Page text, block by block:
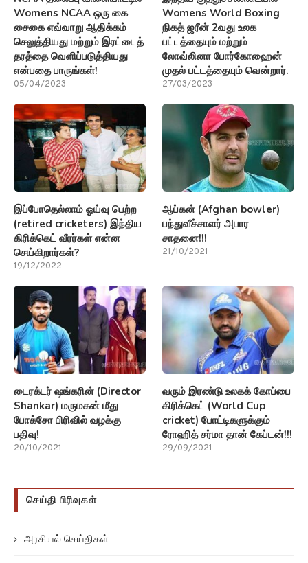
Womens NCAA ஒரு கை
சைகை எவ்வாறு ஆதிக்கம்
செலுத்தியது மற்றும் இரட்டைத்
தரத்தை வெளிப்படுத்தியது
என்பதை பாருங்கள்!
05/04/2023
Womens World Boxing
நிகத் ஜரீன் 2வது உலக
பட்டத்தையும் மற்றும்
லோவ்லினா போர்கோஹைன்
முதல் பட்டத்தையும் வென்றார்.
27/03/2023
இப்போதெல்லாம் ஓய்வு பெற்ற
(retired cricketers) இந்திய
கிரிக்கெட் வீரர்கள் என்ன
செய்கிறார்கள்?
19/12/2022
ஆப்கன் (Afghan bowler)
பந்துவீச்சாளர் அபார
சாதனை!!!
21/10/2021
டைரக்டர் ஷங்கரின் (Director
Shankar) மருமகன் மீது
போக்சோ பிரிவில் வழக்கு
பதிவு!
20/10/2021
வரும் இரண்டு உலகக் கோப்பை
கிரிக்கெட் (World Cup
cricket) போட்டிகளுக்கும்
ரோஹித் சர்மா தான் கேப்டன்!!!
29/09/2021
செய்தி பிரிவுகள்
அரசியல் செய்திகள்